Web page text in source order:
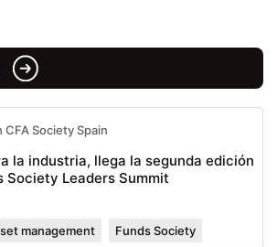
Society Spain
la industria, llega la segunda edición
Society Leaders Summit
management Funds Society